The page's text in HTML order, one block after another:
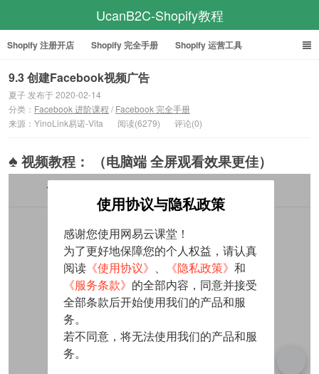
UcanB2C-Shopify教程
Shopify 注册开店 Shopify 完全手册 Shopify 运营工具
Facebook 完全手册 Google ADS 教程
9.3 创建Facebook视频广告
夏子 发布于 2020-02-14
分类： Facebook 进阶课程 / Facebook 完全手册
来源：YinoLink易诺-Vita
阅读(6279) 评论(0)
♠ 视频教程： （电脑端 全屏观看效果更佳）